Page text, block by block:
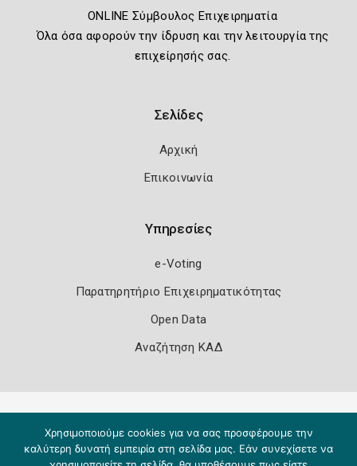
ONLINE Σύμβουλος Επιχειρηματία
Όλα όσα αφορούν την ίδρυση και την λειτουργία της
επιχείρησής σας.
Σελίδες
Αρχική
Επικοινωνία
Υπηρεσίες
e-Voting
Παρατηρητήριο Επιχειρηματικότητας
Open Data
Αναζήτηση ΚΑΔ
Χρησιμοποιούμε cookies για να σας προσφέρουμε την
καλύτερη δυνατή εμπειρία στη σελίδα μας. Εάν συνεχίσετε να
Copyright 2026 Knowledge A.E.